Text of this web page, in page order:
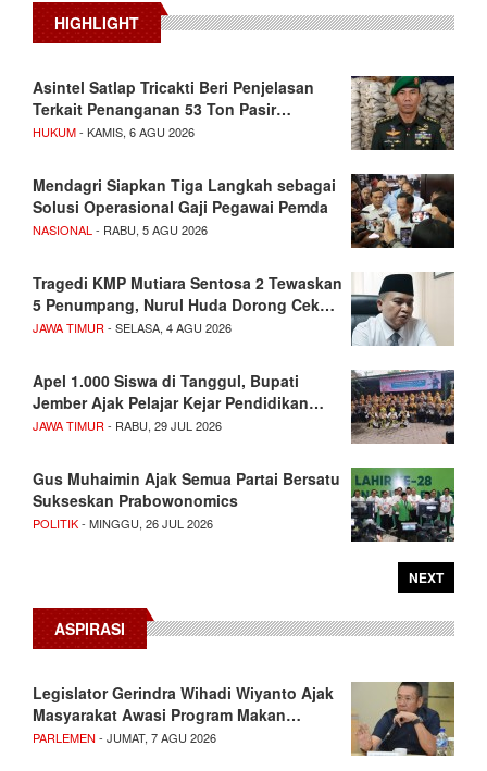
HIGHLIGHT
Asintel Satlap Tricakti Beri Penjelasan
Terkait Penanganan 53 Ton Pasir…
HUKUM- KAMIS, 6 AGU 2026
Mendagri Siapkan Tiga Langkah sebagai
Solusi Operasional Gaji Pegawai Pemda
NASIONAL - RABU, 5 AGU 2026
Tragedi KMP Mutiara Sentosa 2 Tewaskan
5 Penumpang, Nurul Huda Dorong Cek…
JAWA TIMUR - SELASA, 4 AGU 2026
Apel 1.000 Siswa di Tanggul, Bupati
Jember Ajak Pelajar Kejar Pendidikan…
JAWA TIMUR - RABU, 29 JUL 2026
Gus Muhaimin Ajak Semua Partai Bersatu
Sukseskan Prabowonomics
POLITIK- MINGGU, 26 JUL 2026
NEXT
ASPIRASI
Legislator Gerindra Wihadi Wiyanto Ajak
Masyarakat Awasi Program Makan…
PARLEMEN - JUMAT, 7 AGU 2026